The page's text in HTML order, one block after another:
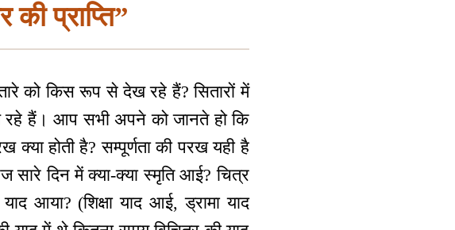
प्राप्ति”
को किस रूप से देख रहे हैं? सितारों में
रहे हैं। आप सभी अपने को जानते हो कि
क्या होती है? सम्पूर्णता की परख यही है
दिन में क्या-क्या स्मृति आई? चित्र
आया? (शिक्षा याद आई, ड्रामा याद